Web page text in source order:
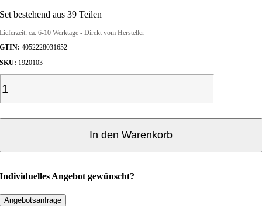
Set bestehend aus 39 Teilen
Lieferzeit:ca. 6-10 Werktage - Direkt vom Hersteller
GTIN: 4052228031652
SKU: 1920103
In den Warenkorb
Individuelles Angebot gewünscht?
Angebotsanfrage